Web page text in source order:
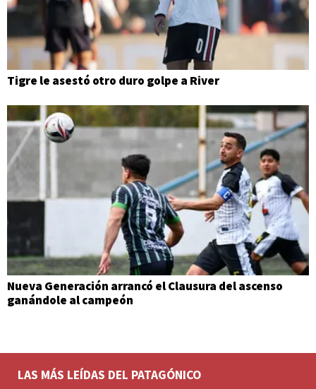
Tigre le asestó otro duro golpe a River
Nueva Generación arrancó el Clausura del ascenso
ganándole al campeón
LAS MÁS LEÍDAS DEL PATAGÓNICO